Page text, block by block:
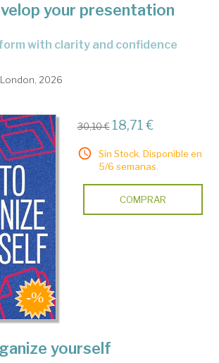
your presentation
with clarity and confidence
2026
30,10 € 18,71 €
Sin Stock. Disponible en
5/6 semanas.
COMPRAR
yourself